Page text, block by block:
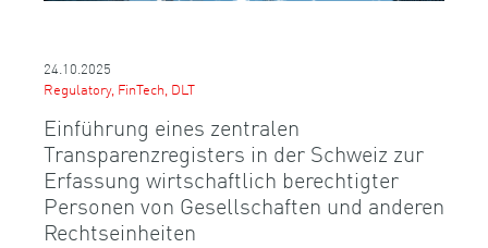
24.10.2025
Regulatory, FinTech, DLT
Einführung eines zentralen
Transparenzregisters in der Schweiz zur
Erfassung wirtschaftlich berechtigter
Personen von Gesellschaften und anderen
Rechtseinheiten